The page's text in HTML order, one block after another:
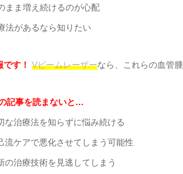
まま増え続けるのが心配
法があるなら知りたい
です！ Vビームレーザーなら、これらの血管
記事を読まないと…
な治療法を知らずに悩み続ける
流ケアで悪化させてしまう可能性
の治療技術を見逃してしまう